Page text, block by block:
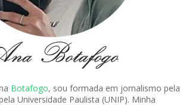
Botafogo, sou formada em jornalismo pela
Universidade Paulista (UNIP). Minha